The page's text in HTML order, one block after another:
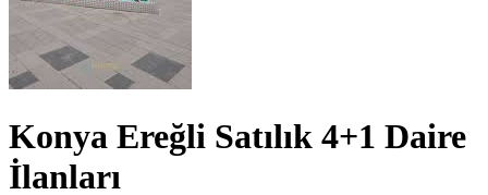
Konya Ereğli Satılık 4+1 Daire
İlanları